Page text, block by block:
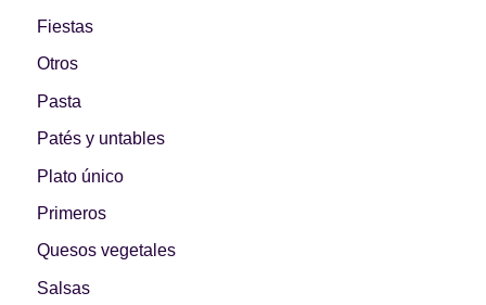
Segundos
Las Hamburguesas
Fiestas
Otros
Pasta
Patés y untables
Plato único
Primeros
Quesos vegetales
Salsas